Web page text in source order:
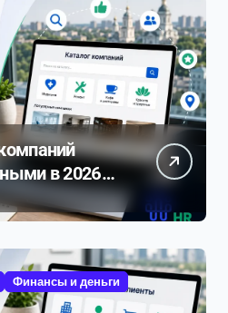
в 2026
Финансы и деньги